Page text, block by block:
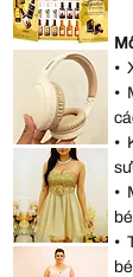
•
•
•
•
•
Dress
size
14
size
*New
Sealed*
Chocolate
Liqueur
Liquor
Bottles
073026
Lenovo
Wireless
Bluetooth
Headphones
with
Headwear
Earmuffs
Speechless
Sleeveless